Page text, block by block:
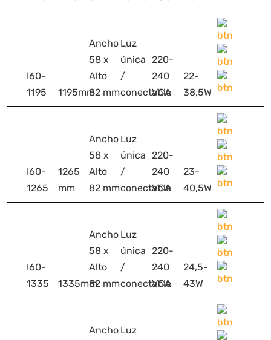
I60-
1195
1195mm
Ancho
58 x
Alto
82 mm
Luz
única
/
conectable
220-
240
VCA
22-
38,5W
I60-
1265
1265
mm
Ancho
58 x
Alto
82 mm
Luz
única
/
conectable
220-
240
VCA
23-
40,5W
I60-
1335
1335mm
Ancho
58 x
Alto
82 mm
Luz
única
/
conectable
220-
240
VCA
24,5-
43W
Ancho Luz